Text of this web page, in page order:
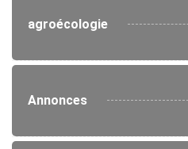
agroécologie
Annonces